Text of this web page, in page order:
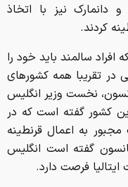
و دانمارک نیز با اتخاذ
کردند.
سالمند باید خود را
در تقریبا همه کشورهای
نخست وزیر انگلیس
این کشور گفته است که در
به اعمال قرنطینه
گفته است انگلیس
فرصت دارد.